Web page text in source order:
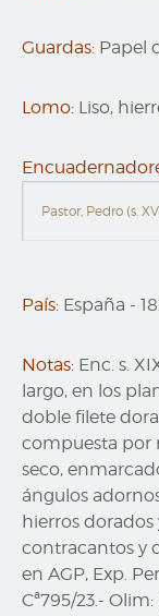
Guardas: Papel
Lomo: Liso,
Pastor, Pedro (s.
País: España -
Notas: Enc. s.
largo, en los
doble filete
compuesta por
seco,
ángulos
hierros dorados
contracantos y
en AGP, Exp.
Cª795/23.- Olim: